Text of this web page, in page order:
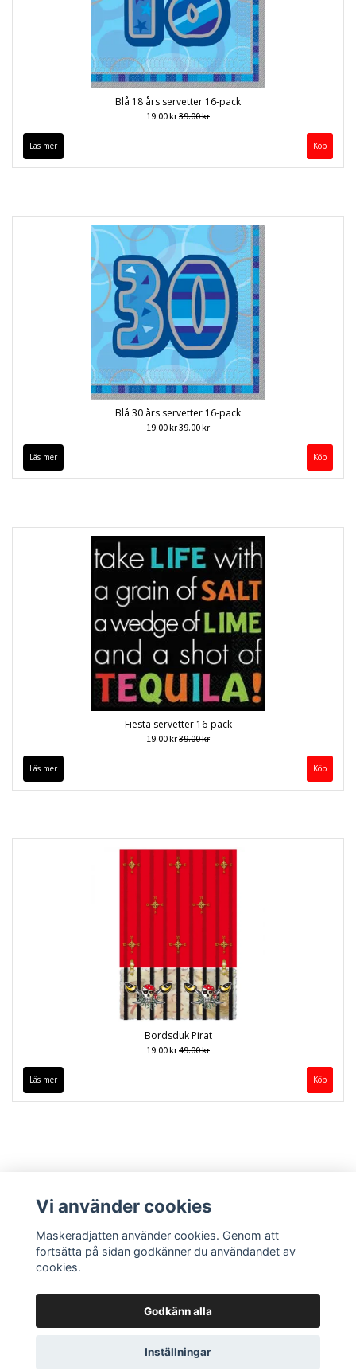
Blå 18 års servetter 16-pack
19.00 kr39.00 kr
Läs mer
Blå 30 års servetter 16-pack
19.00 kr39.00 kr
Läs mer
Fiesta servetter 16-pack
19.00 kr39.00 kr
Läs mer
Bordsduk Pirat
19.00 kr49.00 kr
Läs mer
Kontakt Köpvillkor
© Copyright 2026 Maskeradjätten
Vi använder cookies
Maskeradjatten använder cookies. Genom att
fortsätta på sidan godkänner du användandet av
cookies.
Godkänn alla
Inställningar